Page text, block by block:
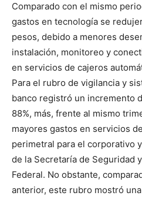
Comparado con el mismo
gastos en tecnología se
pesos, debido a menores
instalación, monitoreo y
en servicios de cajeros
Para el rubro de vigilancia y
banco registró un incremento
88%, más, frente al mismo
mayores gastos en servicios
perimetral para el corporativo
de la Secretaría de Seguridad
Federal. No obstante,
anterior, este rubro mostró